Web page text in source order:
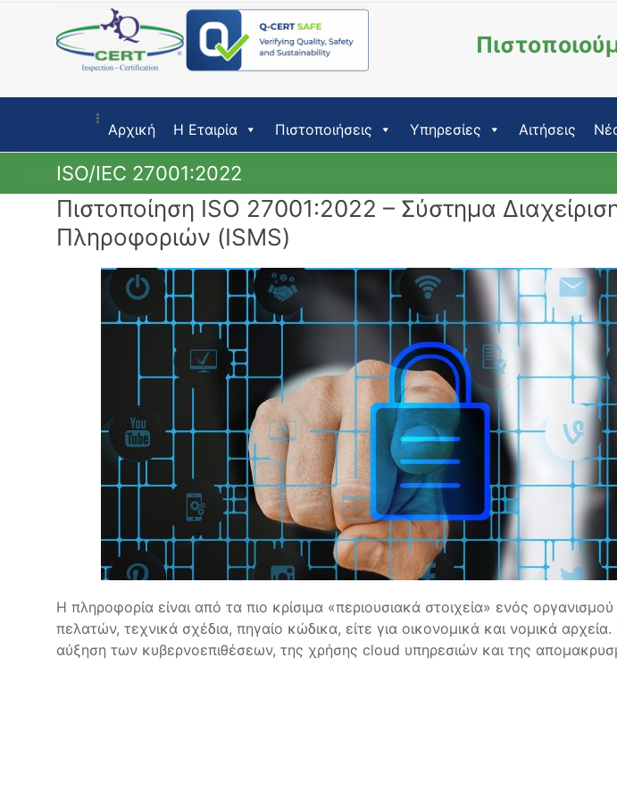
Αρχική Η Εταιρία Πιστοποιήσεις Υπηρεσίες Αιτήσεις
ISO/IEC 27001:2022
Πιστοποίηση ISO 27001:2022 – Σύστημα
Πληροφοριών (ISMS)
Η πληροφορία είναι από τα πιο κρίσιμα «περιουσιακά στοιχεία» ενός
πελατών, τεχνικά σχέδια, πηγαίο κώδικα, είτε για οικονομικά και νομικά
αύξηση των κυβερνοεπιθέσεων, της χρήσης cloud υπηρεσιών και της